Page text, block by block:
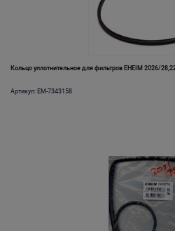
Кольцо уплотнительное для фильтров EHEIM 2026/
Артикул: EM-7343158